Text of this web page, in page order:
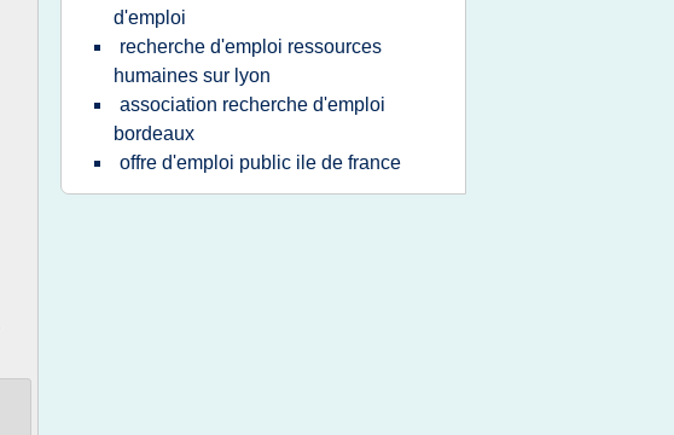
d'emploi
recherche d'emploi ressources
humaines sur lyon
association recherche d'emploi
bordeaux
offre d'emploi public ile de france